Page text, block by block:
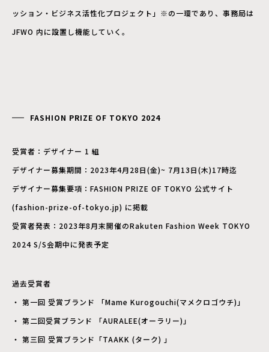
ッション・ビジネス活性化プロジェクト」※の一環であり、事務局は
JFWO 内に設置し機能していく。
FASHION PRIZE OF TOKYO 2024
受賞者：デザイナー 1 組
デザイナー募集期間：2023年4月28日(金)~ 7月13日(木)17時迄
デザイナー募集要項：FASHION PRIZE OF TOKYO 公式サイト
(fashion-prize-of-tokyo.jp) に掲載
受賞者発表：2023年8月末開催のRakuten Fashion Week TOKYO
2024 S/S会期中に発表予定
過去受賞者
・ 第一回 受賞ブランド 「Mame Kurogouchi(マメクロゴウチ)」
・ 第二回受賞ブランド 「AURALEE(オーラリー)」
・ 第三回 受賞ブランド「TAAKK (ターク) 」